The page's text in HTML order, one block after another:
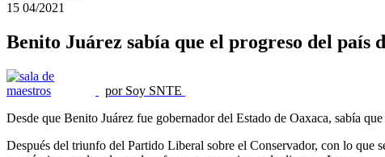
15 04/2021
Benito Juárez sabía que el progreso del país
por Soy SNTE
Desde que Benito Juárez fue gobernador del Estado de Oaxaca, sabía
Después del triunfo del Partido Liberal sobre el Conservador, con lo que